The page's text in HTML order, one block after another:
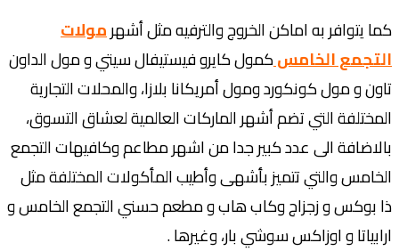
كما يتوافر به اماكن الخروج والترفيه مثل أشهرمولات
التجمع الخامسكمول كايرو فيستيفال سيتي و مول الداون
تاون و مول كونكورد ومول أمريكانا بلازا، والمحلات التجارية
المختلفة التي تضم أشهر الماركات العالمية لعشاق التسوق،
بالاضافة الى عدد كبير جدا مناشهر مطاعم وكافيهات التجمع
الخامسوالتي تتميز بأشهى وأطيب المأكولات المختلفة مثل
ذا بوكس و زجزاج وكاب هاب و مطعم حسني التجمع الخامس و
ارابياتا و اوزاكس سوشي بار، وغيرها .